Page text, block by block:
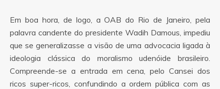
Em boa hora, de logo, a OAB do Rio de Janeiro, pela
palavra candente do presidente Wadih Damous, impediu
que se generalizasse a visão de uma advocacia ligada à
ideologia clássica do moralismo udenóide brasileiro.
Compreende-se a entrada em cena, pelo Cansei dos
ricos super-ricos, confundindo a ordem pública com as